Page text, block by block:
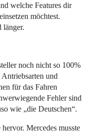
welche Features dir
möchtest.
länger.
noch nicht so 100%
und
für das Fahren
Fehler sind
wie „die Deutschen“.
Mercedes musste